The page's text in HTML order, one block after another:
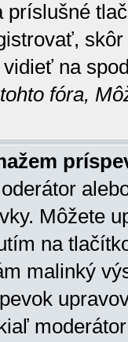
príslušné
na
fóra,
Môžete
na
malinký